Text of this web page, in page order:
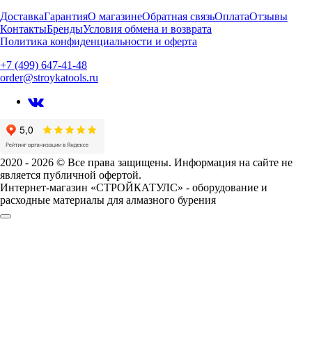
ДоставкаГарантияО магазинеОбратная связьОплатаОтзывы
КонтактыБрендыУсловия обмена и возврата
Политика конфиденциальности и оферта
+7 (499) 647-41-48
order@stroykatools.ru
2020 - 2026 © Все права защищены. Информация на сайте не
является публичной офертой.
Интернет-магазин «СТРОЙКАТУЛС» - оборудование и
расходные материалы для алмазного бурения